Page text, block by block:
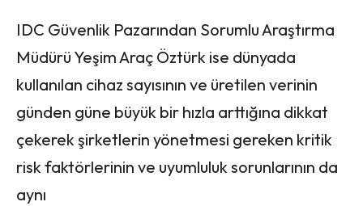
IDC Güvenlik Pazarından Sorumlu Araştırma
Müdürü Yeşim Araç Öztürk ise dünyada
kullanılan cihaz sayısının ve üretilen verinin
günden güne büyük bir hızla arttığına dikkat
çekerek şirketlerin yönetmesi gereken kritik
risk faktörlerinin ve uyumluluk sorunlarının da
aynı